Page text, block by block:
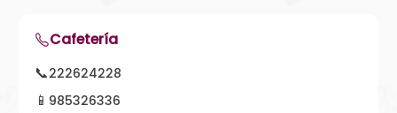
Cafetería
📞222624228
📱 985326336